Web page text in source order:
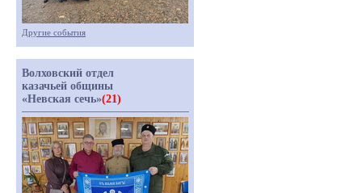
Другие события
Волховский отдел
казачьей общины
«Невская сечь»(21)